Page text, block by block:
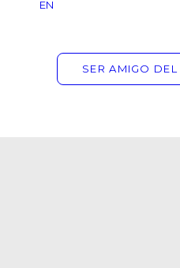
EN
SER AMIGO DEL